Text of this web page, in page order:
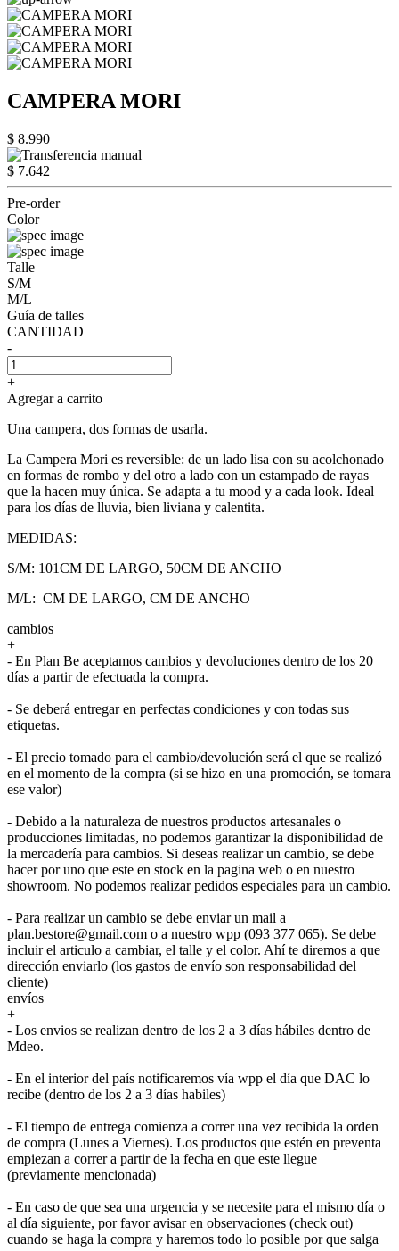
CAMPERA MORI
$ 8.990
$ 7.642
Pre-order
Color
Talle
S/M
M/L
Guía de talles
CANTIDAD
-
+
Agregar a carrito
Una campera, dos formas de usarla.
La Campera Mori es reversible: de un lado lisa con su acolchonado
en formas de rombo y del otro a lado con un estampado de rayas
que la hacen muy única. Se adapta a tu mood y a cada look. Ideal
para los días de lluvia, bien liviana y calentita.
MEDIDAS:
S/M: 101CM DE LARGO, 50CM DE ANCHO
M/L: CM DE LARGO, CM DE ANCHO
cambios
+
- En Plan Be aceptamos cambios y devoluciones dentro de los 20
días a partir de efectuada la compra.
- Se deberá entregar en perfectas condiciones y con todas sus
etiquetas.
- El precio tomado para el cambio/devolución será el que se realizó
en el momento de la compra (si se hizo en una promoción, se tomara
ese valor)
- Debido a la naturaleza de nuestros productos artesanales o
producciones limitadas, no podemos garantizar la disponibilidad de
la mercadería para cambios. Si deseas realizar un cambio, se debe
hacer por uno que este en stock en la pagina web o en nuestro
showroom. No podemos realizar pedidos especiales para un cambio.
- Para realizar un cambio se debe enviar un mail a
plan.bestore@gmail.com o a nuestro wpp (093 377 065). Se debe
incluir el articulo a cambiar, el talle y el color. Ahí te diremos a que
dirección enviarlo (los gastos de envío son responsabilidad del
cliente)
envíos
+
- Los envios se realizan dentro de los 2 a 3 días hábiles dentro de
Mdeo.
- En el interior del país notificaremos vía wpp el día que DAC lo
recibe (dentro de los 2 a 3 días habiles)
- El tiempo de entrega comienza a correr una vez recibida la orden
de compra (Lunes a Viernes). Los productos que estén en preventa
empiezan a correr a partir de la fecha en que este llegue
(previamente mencionada)
- En caso de que sea una urgencia y se necesite para el mismo día o
al día siguiente, por favor avisar en observaciones (check out)
cuando se haga la compra y haremos todo lo posible por que salga